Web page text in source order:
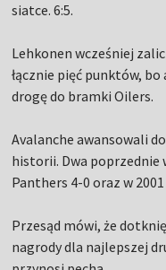
siatce. 6:5.
Lehkonen wcześniej
łącznie pięć punktów,
drogę do bramki Oilers.
Avalanche awansowali
historii. Dwa poprzednie
Panthers 4-0 oraz w 2001
Przesąd mówi, że
nagrody dla najlepszej